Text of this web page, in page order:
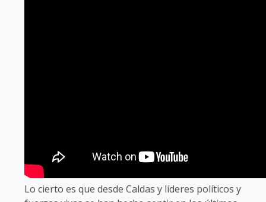
Lo cierto es que desde Caldas y líderes políticos y